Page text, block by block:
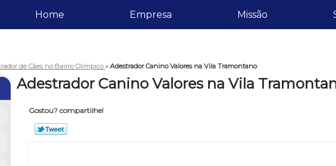
Home Empresa Missão
de Cães no Bairro Olímpico » Adestrador Canino Valores na Vila Tramontano
Adestrador Canino Valores na Vila
Gostou? compartilhe!